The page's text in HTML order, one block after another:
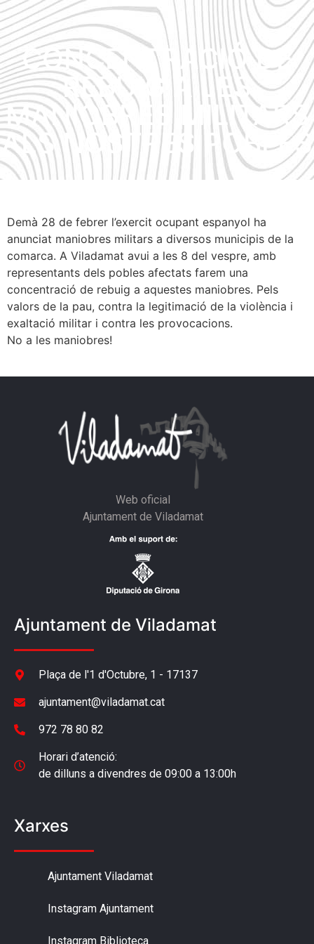
CONCENTRACIÓ DE
REBUIG A LES
MANIOBRES MILITARS
ALS NOSTRES POBLES
Demà 28 de febrer l’exercit ocupant espanyol ha
anunciat maniobres militars a diversos municipis de la
comarca. A Viladamat avui a les 8 del vespre, amb
representants dels pobles afectats farem una
concentració de rebuig a aquestes maniobres. Pels
valors de la pau, contra la legitimació de la violència i
exaltació militar i contra les provocacions.
No a les maniobres!
Web oficial
Ajuntament de Viladamat
Ajuntament de Viladamat
Plaça de l'1 d'Octubre, 1 - 17137
ajuntament@viladamat.cat
972 78 80 82
Horari d’atenció:
de dilluns a divendres de 09:00 a 13:00h
Xarxes
Ajuntament Viladamat
Instagram Ajuntament
Instagram Biblioteca